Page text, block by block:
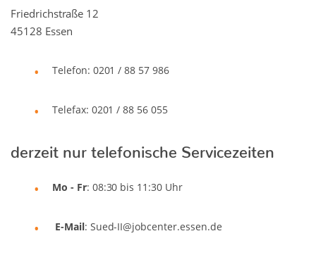
Friedrichstraße 12
45128 Essen
Telefon: 0201 / 88 57 986
Telefax: 0201 / 88 56 055
derzeit nur telefonische Servicezeiten
Mo - Fr: 08:30 bis 11:30 Uhr
E-Mail: Sued-II@jobcenter.essen.de